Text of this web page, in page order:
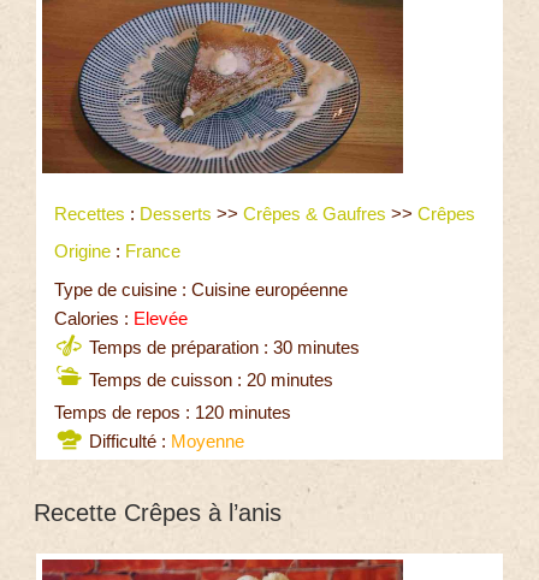
Recettes : Desserts >> Crêpes & Gaufres >> Crêpes
Origine : France
Type de cuisine : Cuisine européenne
Calories : Elevée
Temps de préparation : 30 minutes
Temps de cuisson : 20 minutes
Temps de repos : 120 minutes
Difficulté : Moyenne
Recette Crêpes à l’anis